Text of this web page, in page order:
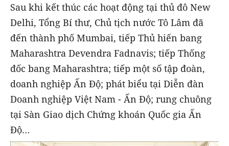
Sau khi kết thúc các hoạt động tại thủ đô New
Delhi, Tổng Bí thư, Chủ tịch nước Tô Lâm đã
đến thành phố Mumbai, tiếp Thủ hiến bang
Maharashtra Devendra Fadnavis; tiếp Thống
đốc bang Maharashtra; tiếp một số tập đoàn,
doanh nghiệp Ấn Độ; phát biểu tại Diễn đàn
Doanh nghiệp Việt Nam - Ấn Độ; rung chuông
tại Sàn Giao dịch Chứng khoán Quốc gia Ấn
Độ…